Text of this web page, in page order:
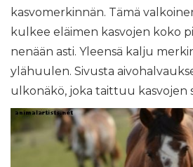
kasvomerkinnän. Tämä
kulkee eläimen kasvojen koko
nenään asti. Yleensä kalju
ylähuulen. Sivusta
ulkonäkö, joka taittuu kasvojen